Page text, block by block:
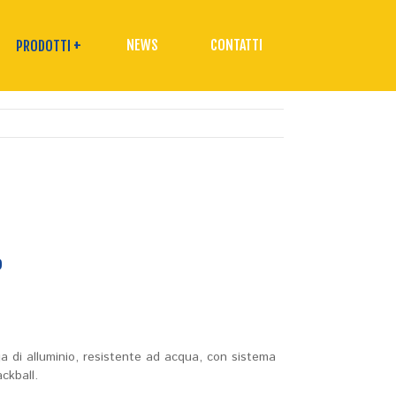
PRODOTTI + NEWS CONTATTI
di alluminio, resistente ad acqua, con sistema